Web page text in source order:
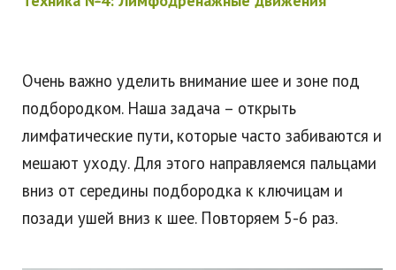
Очень важно уделить внимание шее и зоне под
подбородком. Наша задача – открыть
лимфатические пути, которые часто забиваются и
мешают уходу. Для этого направляемся пальцами
вниз от середины подбородка к ключицам и
позади ушей вниз к шее. Повторяем 5-6 раз.